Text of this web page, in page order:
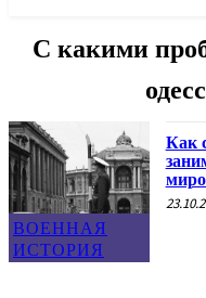
С какими
ВОЕННАЯ
ИСТОРИЯ
Как